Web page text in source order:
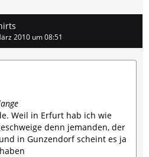
2010 um 08:51
Weil in Erfurt hab ich wie
denn jemanden, der
in Gunzendorf scheint es ja